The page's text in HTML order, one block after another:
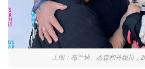
上图：布兰迪、杰森和丹妮拉，